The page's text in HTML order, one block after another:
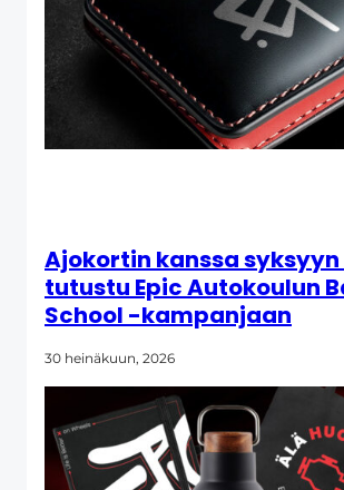
Ajokortin kanssa syksyyn
tutustu Epic Autokoulun
School -kampanjaan
30 heinäkuun, 2026